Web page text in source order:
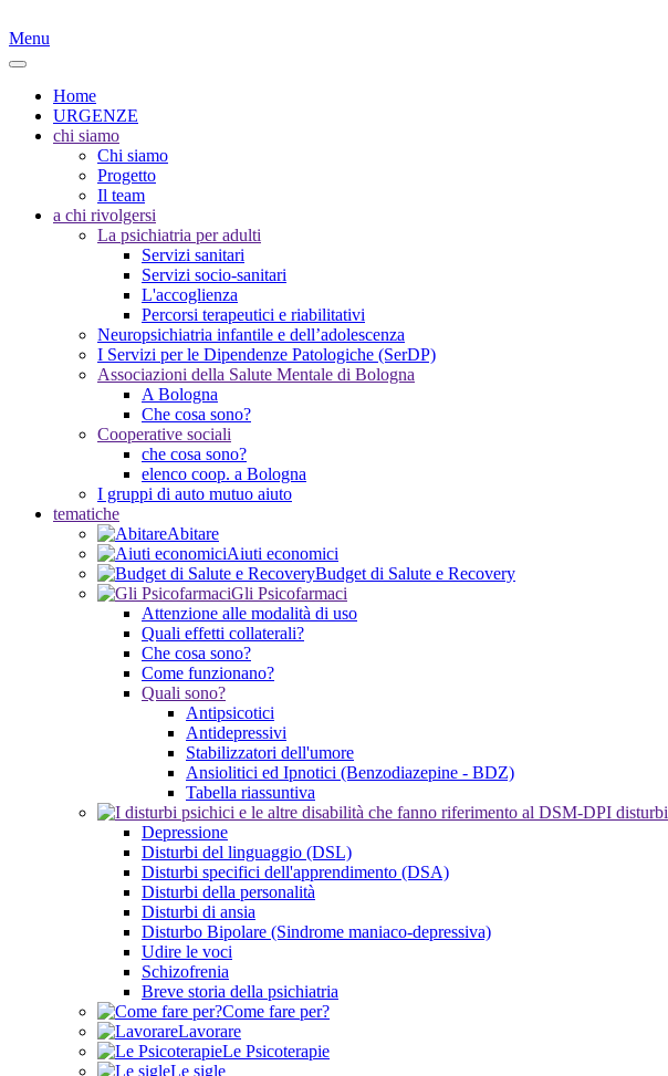
Menu
Home
URGENZE
chi siamo
Chi siamo
Progetto
Il team
a chi rivolgersi
La psichiatria per adulti
Servizi sanitari
Servizi socio-sanitari
L'accoglienza
Percorsi terapeutici e riabilitativi
Neuropsichiatria infantile e dell’adolescenza
I Servizi per le Dipendenze Patologiche (SerDP)
Associazioni della Salute Mentale di Bologna
A Bologna
Che cosa sono?
Cooperative sociali
che cosa sono?
elenco coop. a Bologna
I gruppi di auto mutuo aiuto
tematiche
Abitare
Aiuti economici
Budget di Salute e Recovery
Gli Psicofarmaci
Attenzione alle modalità di uso
Quali effetti collaterali?
Che cosa sono?
Come funzionano?
Quali sono?
Antipsicotici
Antidepressivi
Stabilizzatori dell'umore
Ansiolitici ed Ipnotici (Benzodiazepine - BDZ)
Tabella riassuntiva
I
Depressione
Disturbi del linguaggio (DSL)
Disturbi specifici dell'apprendimento (DSA)
Disturbi della personalità
Disturbi di ansia
Disturbo Bipolare (Sindrome maniaco-depressiva)
Udire le voci
Schizofrenia
Breve storia della psichiatria
Come fare per?
Lavorare
Le Psicoterapie
Le sigle